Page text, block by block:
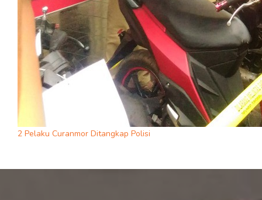
2 Pelaku Curanmor Ditangkap Polisi